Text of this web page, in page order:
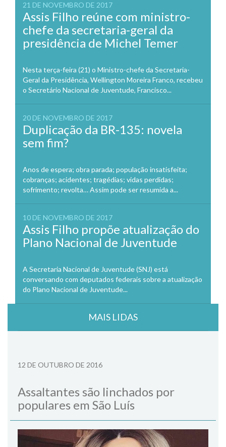
21 DE NOVEMBRO DE 2017
Assis Filho reúne com ministro-
chefe da secretaria-geral da
presidência de Michel Temer
Nesta terça-feira (21) o Ministro-chefe da Secretaria-
Geral da Presidência, Wellington Moreira Franco, recebeu
o Secretário Nacional de Juventude, Francisco...
20 DE NOVEMBRO DE 2017
Duplicação da BR-135: novela
sem fim?
Anos de espera; obra parada; população insatisfeita;
cobranças; acidentes; tragédias; vidas perdidas;
sofrimento; revolta… Assim pode ser resumida a...
10 DE NOVEMBRO DE 2017
Assis Filho propõe atualização do
Plano Nacional de Juventude
A Secretaria Nacional de Juventude (SNJ) está
conversando com deputados federais sobre a atualização
do Plano Nacional de Juventude...
MAIS LIDAS
12 DE OUTUBRO DE 2016
Assaltantes são linchados por
populares em São Luís